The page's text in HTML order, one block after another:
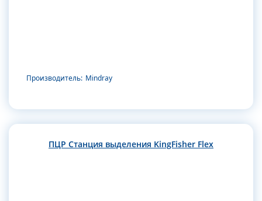
Производитель: Mindray
ПЦР Станция выделения KingFisher Flex